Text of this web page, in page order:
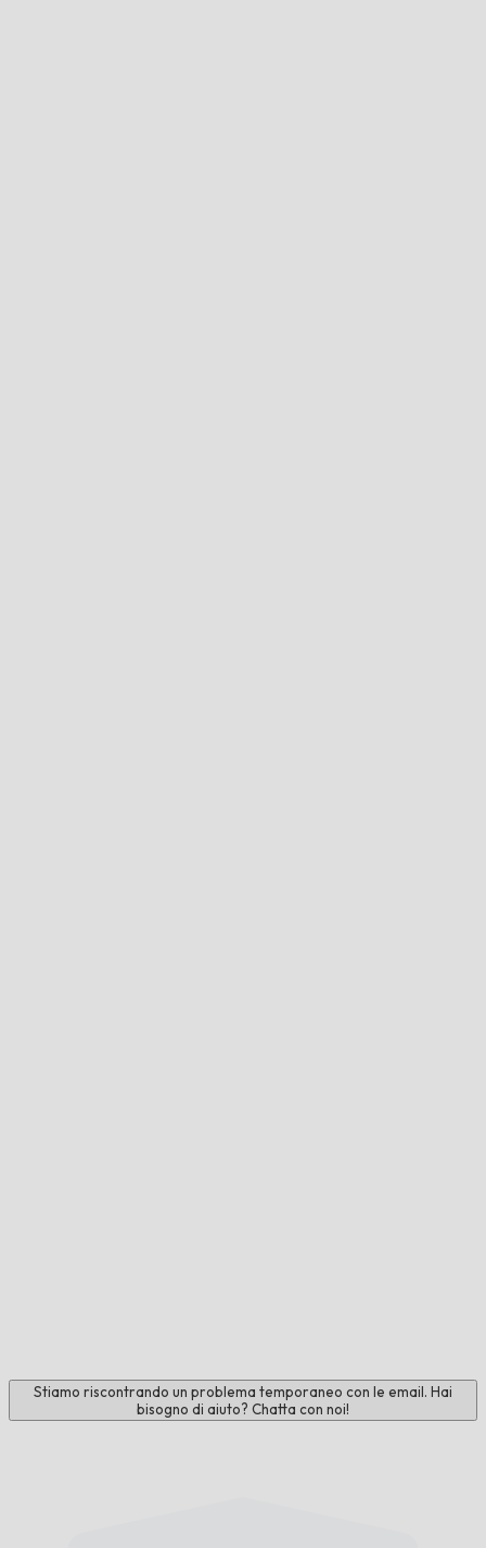
Stiamo riscontrando un problema temporaneo con le email. Hai
bisogno di aiuto? Chatta con noi!